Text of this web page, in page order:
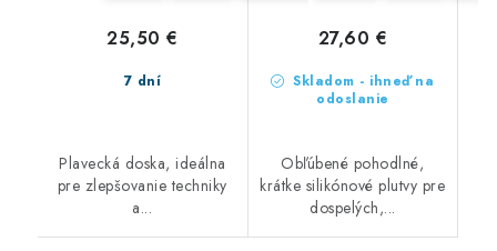
7 dní
25,50 €
Plavecká doska, ideálna
pre zlepšovanie techniky
a...
Skladom - ihneď na
odoslanie
27,60 €
Obľúbené pohodlné,
krátke silikónové plutvy pre
dospelých,...